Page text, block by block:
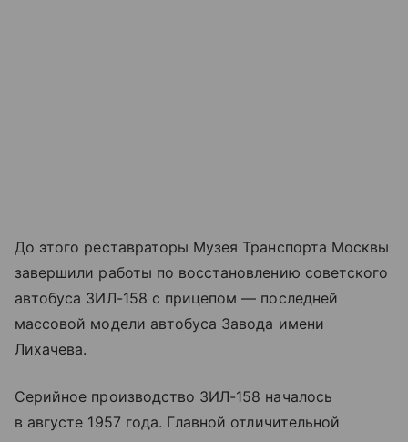
До этого реставраторы Музея Транспорта Москвы
завершили работы по восстановлению советского
автобуса ЗИЛ-158 с прицепом — последней
массовой модели автобуса Завода имени
Лихачева.
Серийное производство ЗИЛ-158 началось
в августе 1957 года. Главной отличительной